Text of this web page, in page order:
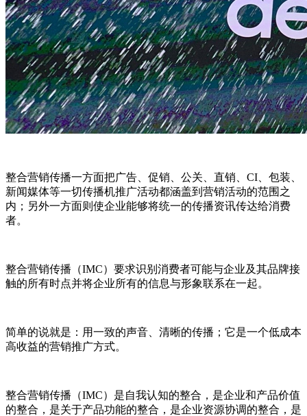
整合营销传播一方面把广告、促销、公关、直销、CI、包装、
新闻媒体等一切传播机推广活动都涵盖到营销活动的范围之
内；另外一方面则使企业能够将统一的传播资讯传达给消费
者。
整合营销传播（IMC）要求识别消费者可能与企业及其品牌接
触的所有时点并将企业所有的信息与形象联系在一起。
简单的说就是：用一致的声音、清晰的传播；它是一个低成本
高收益的营销推广方式。
整合营销传播（IMC）是自我认知的整合，是企业和产品价值
的整合，是关于产品功能的整合，是企业资源协调的整合，是